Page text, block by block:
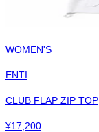
WOMEN'S
ENTI
CLUB FLAP ZIP TOP
¥17,200